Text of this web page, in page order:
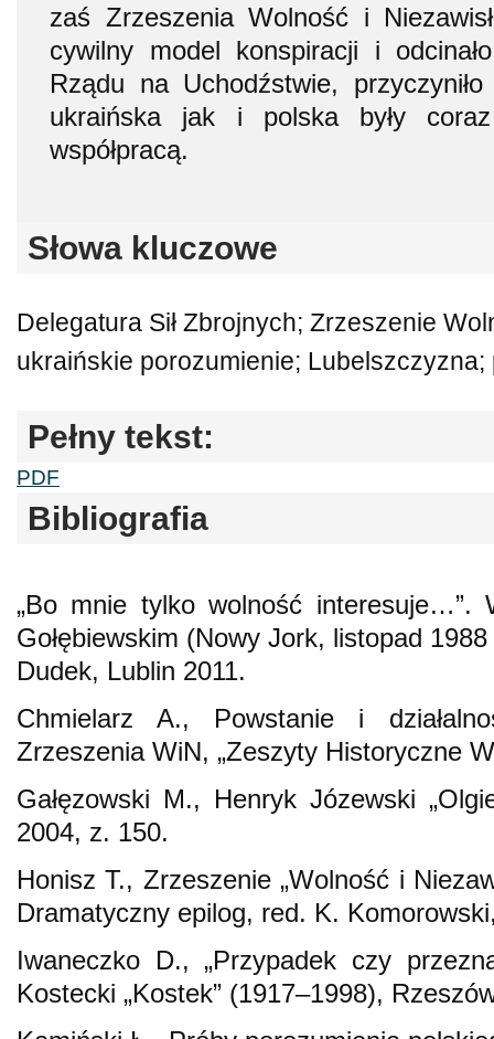
zaś Zrzeszenia Wolność i
cywilny model konspiracji i
Rządu na Uchodźstwie,
ukraińska jak i polska były
współpracą.
Słowa kluczowe
Delegatura Sił Zbrojnych; Zrzeszenie
ukraińskie porozumienie; Lubelszczyzna;
Pełny tekst:
PDF
Bibliografia
„Bo mnie tylko wolność interesuje…”.
Gołębiewskim (Nowy Jork, listopad
Dudek, Lublin 2011.
Chmielarz A., Powstanie i
Zrzeszenia WiN, „Zeszyty Historyczne
Gałęzowski M., Henryk Józewski
2004, z. 150.
Honisz T., Zrzeszenie „Wolność i
Dramatyczny epilog, red. K.
Iwaneczko D., „Przypadek czy
Kostecki „Kostek” (1917–1998),